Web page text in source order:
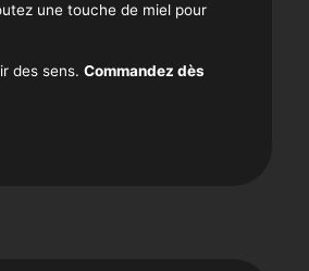
une touche de miel pour
des sens. Commandez dès